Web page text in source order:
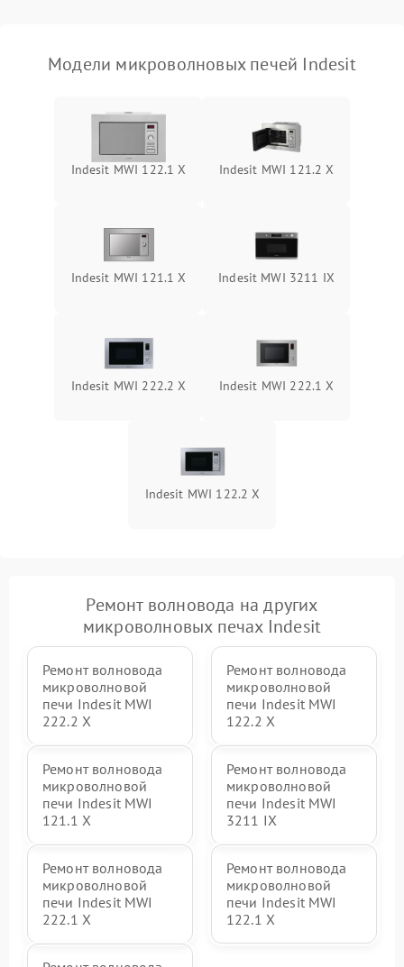
Сломался трансформатор Подробнее →
Модели микроволновых печей Indesit
Indesit MWI 122.1 X Indesit MWI 121.2 X
Indesit MWI 121.1 X Indesit MWI 3211 IX
Indesit MWI 222.2 X Indesit MWI 222.1 X
Indesit MWI 122.2 X
Ремонт волновода на других
микроволновых печах Indesit
Ремонт волновода
микроволновой
печи Indesit MWI
222.2 X
Ремонт волновода
микроволновой
печи Indesit MWI
122.2 X
Ремонт волновода
микроволновой
печи Indesit MWI
121.1 X
Ремонт волновода
микроволновой
печи Indesit MWI
3211 IX
Ремонт волновода
микроволновой
печи Indesit MWI
222.1 X
Ремонт волновода
микроволновой
печи Indesit MWI
122.1 X